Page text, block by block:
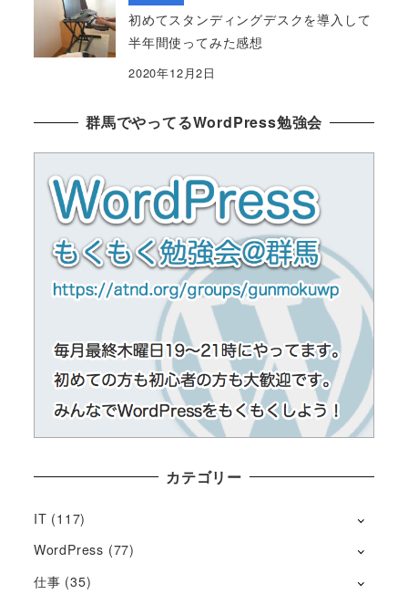
初めてスタンディングデスクを導入して
半年間使ってみた感想
2020年12月2日
群馬でやってるWordPress勉強会
カテゴリー
IT (117)
WordPress (77)
仕事 (35)